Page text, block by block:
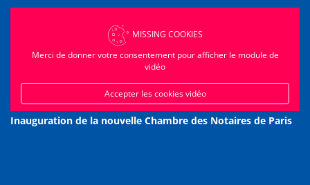
MISSING COOKIES
Merci de donner votre consentement pour afficher le module de
vidéo
Accepter les cookies vidéo
Inauguration de la nouvelle Chambre des Notaires de Paris